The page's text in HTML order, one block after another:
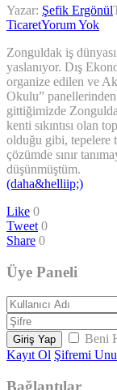
Yazar: Şefik Ergönül
TicaretYorum Yok
Zonguldak iş
yaslanıyor. Dış
organize edilen ve
Okulu”
gittiğimizde
kenti sıkıntısı olan
olduğu gibi, tepelere
çözümde sınır
düşünmüştüm.
(daha&helliip;)
Like 0
Tweet 0
Share 0
Üye Paneli
Giriş Yap
Beni
Kayıt Ol Şifremi
Bağlantılar